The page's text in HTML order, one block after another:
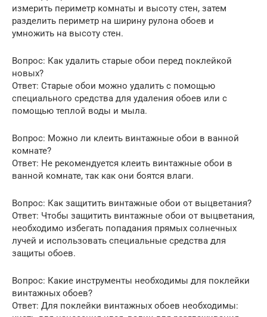
измерить периметр комнаты и высоту стен, затем
разделить периметр на ширину рулона обоев и
умножить на высоту стен.
Вопрос: Как удалить старые обои перед поклейкой
новых?
Ответ: Старые обои можно удалить с помощью
специального средства для удаления обоев или с
помощью теплой воды и мыла.
Вопрос: Можно ли клеить винтажные обои в ванной
комнате?
Ответ: Не рекомендуется клеить винтажные обои в
ванной комнате, так как они боятся влаги.
Вопрос: Как защитить винтажные обои от выцветания?
Ответ: Чтобы защитить винтажные обои от выцветания,
необходимо избегать попадания прямых солнечных
лучей и использовать специальные средства для
защиты обоев.
Вопрос: Какие инструменты необходимы для поклейки
винтажных обоев?
Ответ: Для поклейки винтажных обоев необходимы: